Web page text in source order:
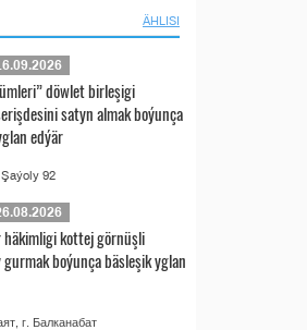
ÄHLISI
döwlet birleşigi
satyn almak boýunça
edýär
92
häkimligi kottej görnüşli
boýunça bäsleşik yglan
г. Балканабат